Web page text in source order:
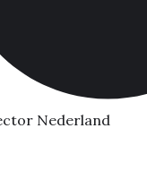
Nederland